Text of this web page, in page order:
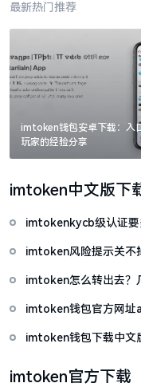
最新热门推荐
imtoken钱包安卓下载：入
玩家的经验分享
imtoken中文版下
imtokenkycb级认证要
imtoken风险提示关不
imtoken怎么转出去？
imtoken钱包官方网址
imtoken钱包下载中文
imtoken官方下载